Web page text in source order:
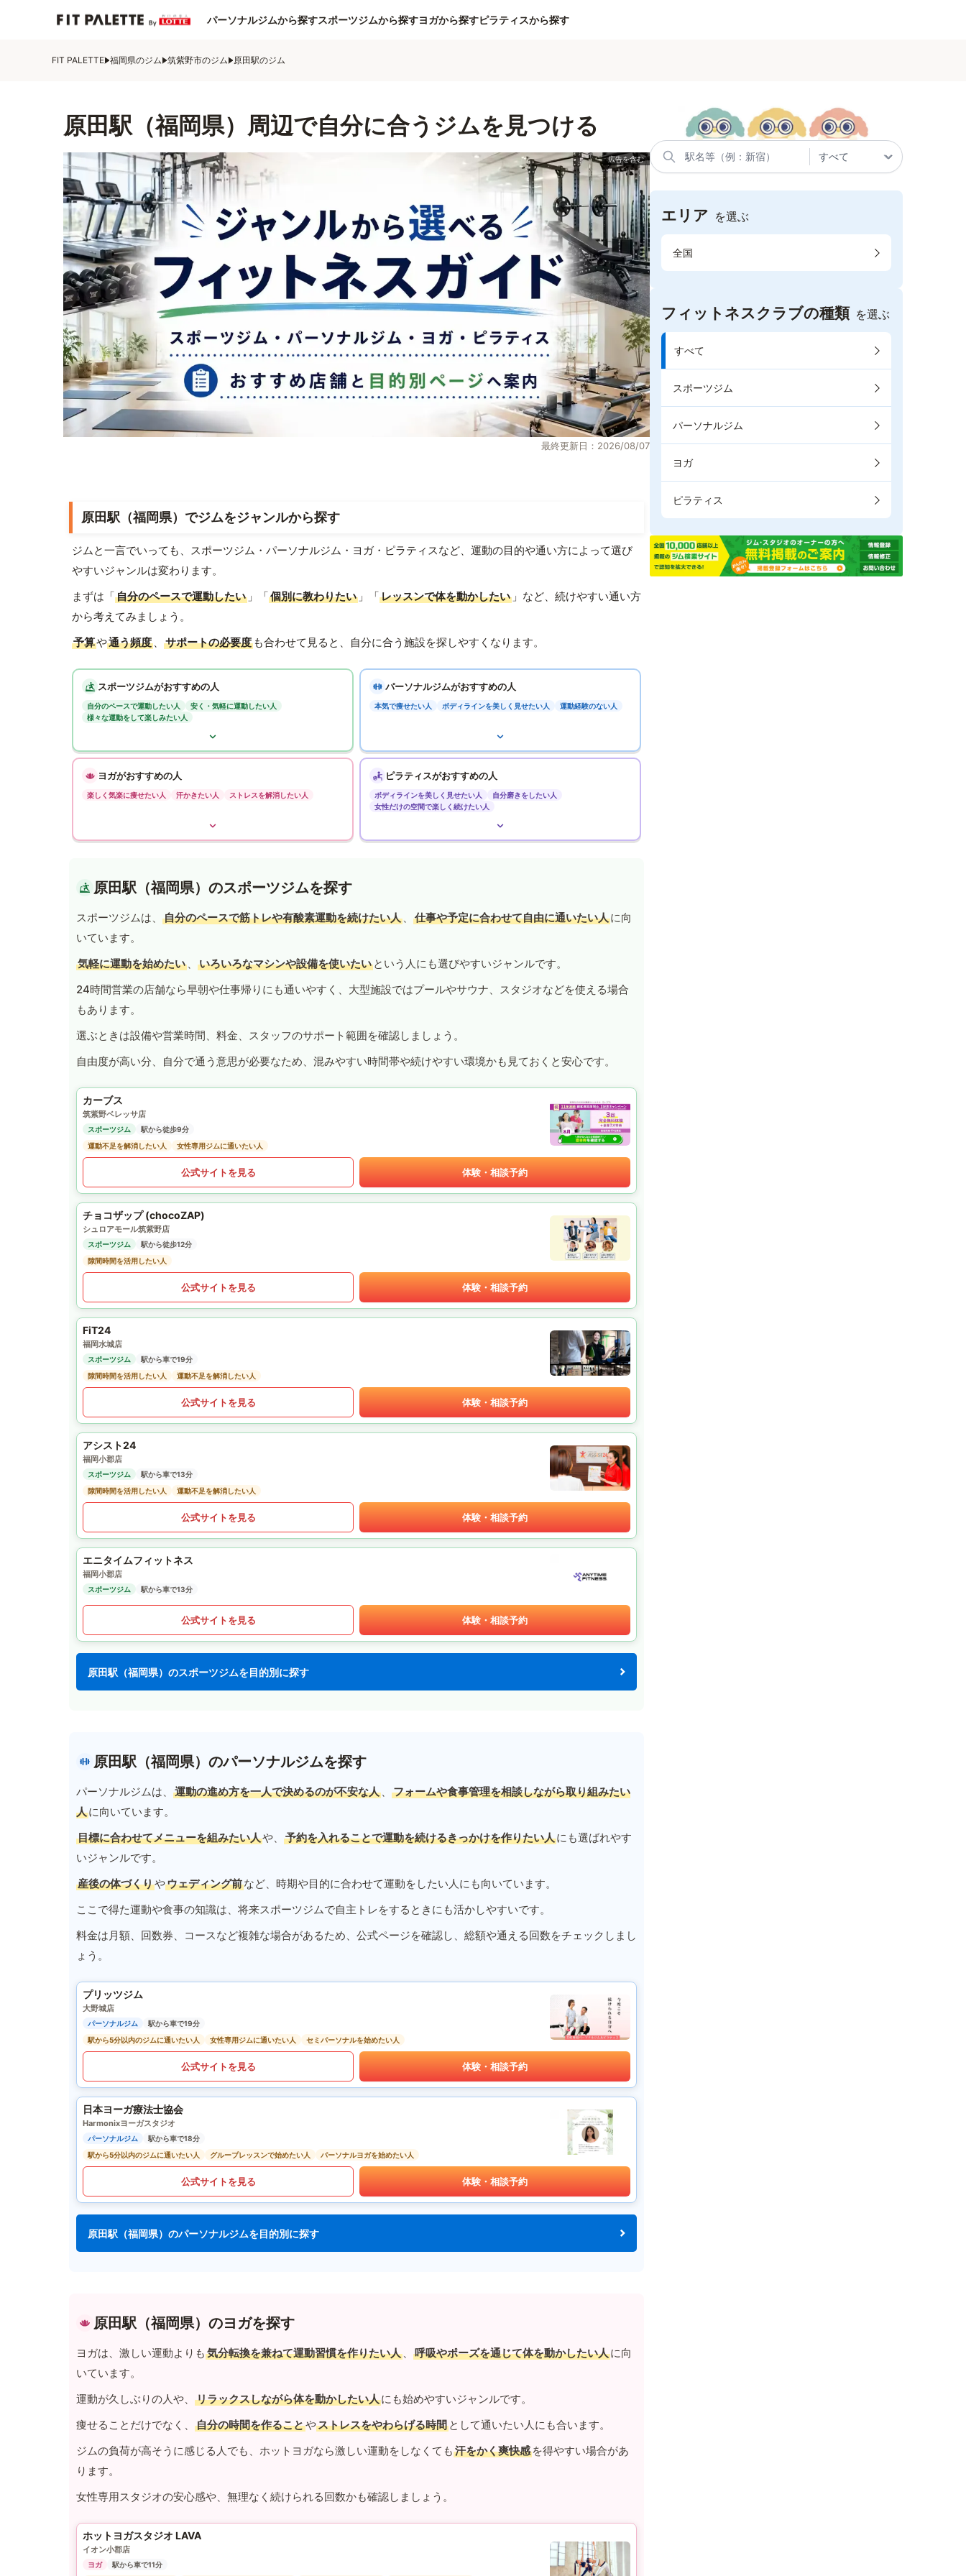
パーソナルジムから探すスポーツジムから探すヨガから探すピラティスから探す
FIT PALETTE 福岡県のジム 筑紫野市のジム 原田駅のジム
原田駅（福岡県）周辺で自分に合うジムを見つける
最終更新日：2026/08/07
原田駅（福岡県）でジムをジャンルから探す
ジムと一言でいっても、スポーツジム・パーソナルジム・ヨガ・ピラティスなど、運動の目的や通い方によって選び
やすいジャンルは変わります。
まずは「自分のペースで運動したい 」「個別に教わりたい 」「レッスンで体を動かしたい 」など、続けやすい通い方
から考えてみましょう。
予算や通う頻度 、 サポートの必要度 も合わせて見ると、自分に合う施設を探しやすくなります。
スポーツジムがおすすめの人
自分のペースで運動したい人
安く・気軽に運動したい人
様々な運動をして楽しみたい人
パーソナルジムがおすすめの人
本気で痩せたい人 ボディラインを美しく見せたい人 運動経験のない人
ヨガがおすすめの人
楽しく気楽に痩せたい人 汗かきたい人 ストレスを解消したい人
ピラティスがおすすめの人
ボディラインを美しく見せたい人
自分磨きをしたい人
女性だけの空間で楽しく続けたい人
原田駅（福岡県）のスポーツジムを探す
スポーツジムは、 自分のペースで筋トレや有酸素運動を続けたい人 、 仕事や予定に合わせて自由に通いたい人に向
いています。
気軽に運動を始めたい 、 いろいろなマシンや設備を使いたい という人にも選びやすいジャンルです。
24時間営業の店舗なら早朝や仕事帰りにも通いやすく、大型施設ではプールやサウナ、スタジオなどを使える場合
もあります。
選ぶときは設備や営業時間、料金、スタッフのサポート範囲を確認しましょう。
自由度が高い分、自分で通う意思が必要なため、混みやすい時間帯や続けやすい環境かも見ておくと安心です。
カーブス
筑紫野ベレッサ店
スポーツジム
駅から徒歩9分
運動不足を解消したい人
女性専用ジムに通いたい人
公式サイトを見る 体験・相談予約
チョコザップ (chocoZAP)
シュロアモール筑紫野店
スポーツジム
駅から徒歩12分
隙間時間を活用したい人
公式サイトを見る 体験・相談予約
FiT24
福岡水城店
スポーツジム
駅から車で19分
隙間時間を活用したい人
運動不足を解消したい人
公式サイトを見る 体験・相談予約
アシスト24
福岡小郡店
スポーツジム
駅から車で13分
隙間時間を活用したい人
運動不足を解消したい人
公式サイトを見る 体験・相談予約
エニタイムフィットネス
福岡小郡店
スポーツジム 駅から車で13分
公式サイトを見る 体験・相談予約
原田駅（福岡県）のスポーツジムを目的別に探す
原田駅（福岡県）のパーソナルジムを探す
パーソナルジムは、 運動の進め方を一人で決めるのが不安な人 、
フォームや食事管理を相談しながら取り組みたい
人に向いています。
目標に合わせてメニューを組みたい人や、 予約を入れることで運動を続けるきっかけを作りたい人にも選ばれやす
いジャンルです。
産後の体づくりやウェディング前など、時期や目的に合わせて運動をしたい人にも向いています。
ここで得た運動や食事の知識は、将来スポーツジムで自主トレをするときにも活かしやすいです。
料金は月額、回数券、コースなど複雑な場合があるため、公式ページを確認し、総額や通える回数をチェックしまし
ょう。
プリッツジム
大野城店
パーソナルジム
駅から車で19分
駅から5分以内のジムに通いたい人
女性専用ジムに通いたい人 セミパーソナルを始めたい人
公式サイトを見る 体験・相談予約
日本ヨーガ療法士協会
Harmonixヨーガスタジオ
パーソナルジム
駅から車で18分
駅から5分以内のジムに通いたい人
グループレッスンで始めたい人 パーソナルヨガを始めたい人
公式サイトを見る 体験・相談予約
原田駅（福岡県）のパーソナルジムを目的別に探す
原田駅（福岡県）のヨガを探す
ヨガは、激しい運動よりも 気分転換を兼ねて運動習慣を作りたい人 、 呼吸やポーズを通じて体を動かしたい人に向
いています。
運動が久しぶりの人や、
リラックスしながら体を動かしたい人にも始めやすいジャンルです。
痩せることだけでなく、
自分の時間を作ることやストレスをやわらげる時間 として通いたい人にも合います。
ジムの負荷が高そうに感じる人でも、ホットヨガなら激しい運動をしなくても 汗をかく爽快感 を得やすい場合があ
ります。
女性専用スタジオの安心感や、無理なく続けられる回数かも確認しましょう。
ホットヨガスタジオ LAVA
イオン小郡店
ヨガ 駅から車で11分
エリア を選ぶ
全国
フィットネスクラブの種類 を選ぶ
すべて
スポーツジム
パーソナルジム
ヨガ
ピラティス